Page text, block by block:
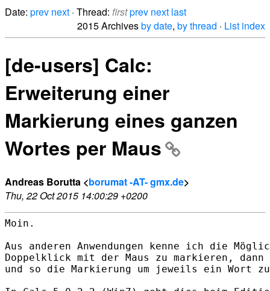
Date: prev next · Thread: firstprev next last
2015 Archivesby date, by thread · List index
[de-users] Calc:
Erweiterung einer
Markierung eines ganzen
Wortes per Maus
Andreas Borutta <borumat -AT- gmx.de>
Thu, 22 Oct 2015 14:00:29 +0200
Moin.
Aus anderen Anwendungen kenne ich die
Doppelklick mit der Maus zu markieren, dann
und so die Markierung um jeweils ein Wort